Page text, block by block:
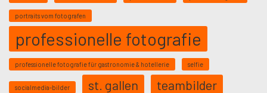
portraits vom fotografen
professionelle fotografie
professionelle fotografie für gastronomie & hotellerie selfie
socialmedia-bilder st. gallen teambilder